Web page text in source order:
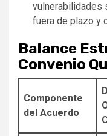
vulnerabilidades
fuera de plazo y
Balance
Convenio
Componente
del Acuerdo